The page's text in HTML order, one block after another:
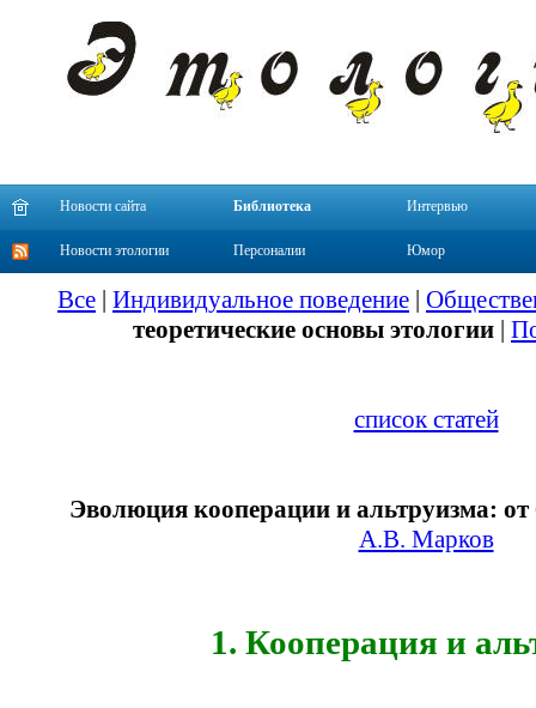
Новости сайта Библиотека Интервью
Новости этологии Персоналии Юмор
Все | Индивидуальное поведение |
теоретические основы этологии |
список статей
Эволюция кооперации и альтруизма: от
А.В. Марков
1. Кооперация и